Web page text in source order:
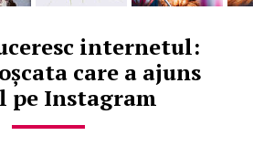
internetul:
care a ajuns
pe Instagram